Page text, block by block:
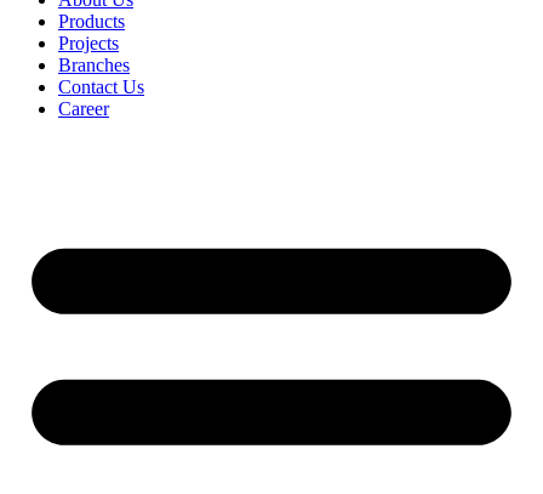
Products
Projects
Branches
Contact Us
Career